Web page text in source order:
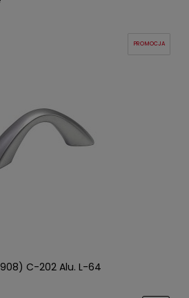
C-202 Alu. L-64
PROMOCJA